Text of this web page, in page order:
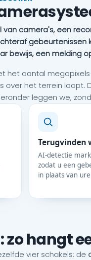
van camera's, een
gebeurtenissen
bewijs, een melding
het aantal
over het terrein
leggen we,
Terugvinden
AI-detectie
zodat u een
in plaats van
hangt
vier schakels: de